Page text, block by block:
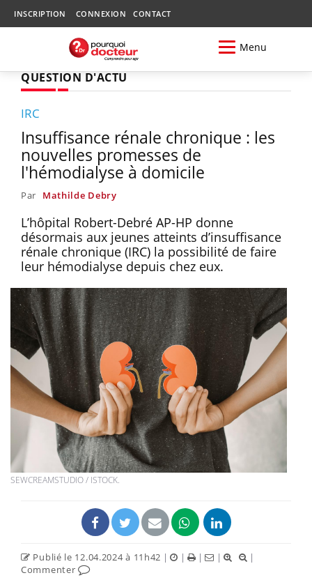
INSCRIPTION CONNEXION CONTACT
Menu
QUESTION D'ACTU
IRC
Insuffisance rénale chronique : les
nouvelles promesses de
l'hémodialyse à domicile
Par Mathilde Debry
L’hôpital Robert-Debré AP-HP donne
désormais aux jeunes atteints d’insuffisance
rénale chronique (IRC) la possibilité de faire
leur hémodialyse depuis chez eux.
SEWCREAMSTUDIO / ISTOCK.
Publié le 12.04.2024 à 11h42 | | | |
|
Commenter